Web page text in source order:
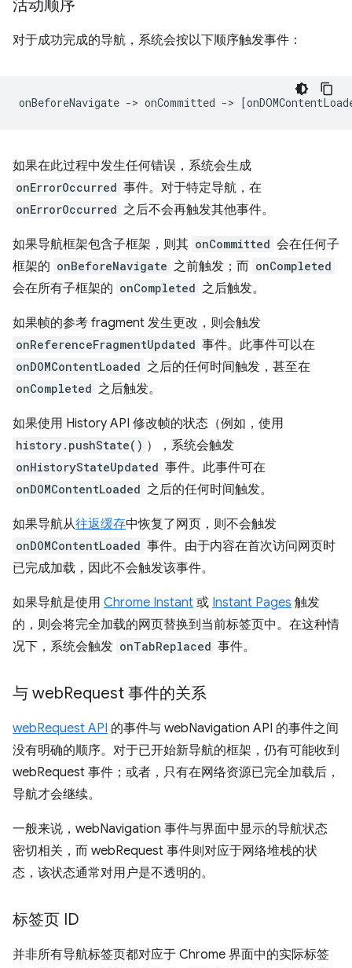
活动顺序
对于成功完成的导航，系统会按以下顺序触发事件：
如果在此过程中发生任何错误，系统会生成
onErrorOccurred 事件。对于特定导航，在
onErrorOccurred 之后不会再触发其他事件。
如果导航框架包含子框架，则其 onCommitted 会在任何子
框架的 onBeforeNavigate 之前触发；而 onCompleted
会在所有子框架的 onCompleted 之后触发。
如果帧的参考 fragment 发生更改，则会触发
onReferenceFragmentUpdated 事件。此事件可以在
onDOMContentLoaded 之后的任何时间触发，甚至在
onCompleted 之后触发。
如果使用 History API 修改帧的状态（例如，使用
history.pushState() ），系统会触发
onHistoryStateUpdated 事件。此事件可在
onDOMContentLoaded 之后的任何时间触发。
如果导航从往返缓存中恢复了网页，则不会触发
onDOMContentLoaded 事件。由于内容在首次访问网页时
已完成加载，因此不会触发该事件。
如果导航是使用 Chrome Instant 或 Instant Pages 触发
的，则会将完全加载的网页替换到当前标签页中。在这种情
况下，系统会触发 onTabReplaced 事件。
与 webRequest 事件的关系
webRequest API 的事件与 webNavigation API 的事件之间
没有明确的顺序。对于已开始新导航的框架，仍有可能收到
webRequest 事件；或者，只有在网络资源已完全加载后，
导航才会继续。
一般来说，webNavigation 事件与界面中显示的导航状态
密切相关，而 webRequest 事件则对应于网络堆栈的状
态，该状态通常对用户是不透明的。
标签页 ID
并非所有导航标签页都对应于 Chrome 界面中的实际标签